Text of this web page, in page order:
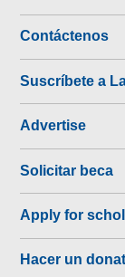
Contáctenos
Suscríbete a
Advertise
Solicitar beca
Apply for
Hacer un